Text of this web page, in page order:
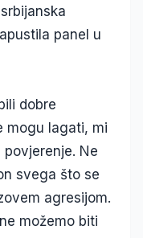
panel u
dobre
mogu lagati, mi
Ne
svega što se
agresijom.
možemo biti